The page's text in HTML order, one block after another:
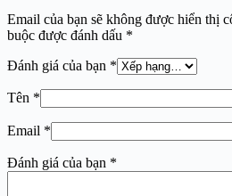
Email của bạn sẽ không được hiển thị
buộc được đánh dấu *
Đánh giá của bạn *
Tên *
Email *
Đánh giá của bạn *